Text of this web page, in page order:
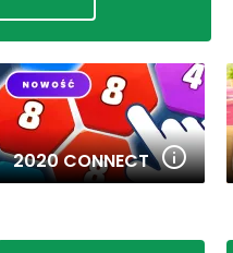
2020 CONNECT